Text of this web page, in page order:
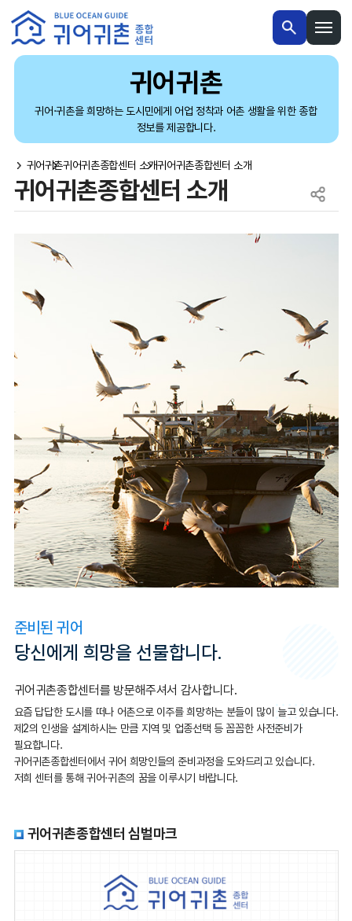
본문 내용 바로가기
메인메뉴 바로가기
귀어귀촌
귀어·귀촌을 희망하는 도시민에게 어업 정착과 어촌 생활을 위한 종합
정보를 제공합니다.
귀어귀촌귀어귀촌종합센터 소개귀어귀촌종합센터 소개
귀어귀촌종합센터 소개
준비된 귀어
당신에게 희망을 선물합니다.
귀어귀촌종합센터를 방문해주셔서 감사합니다.
요즘 답답한 도시를 떠나 어촌으로 이주를 희망하는 분들이 많이 늘고 있습니다.
제2의 인생을 설계하시는 만큼 지역 및 업종선택 등 꼼꼼한 사전준비가
필요합니다.
귀어귀촌종합센터에서 귀어 희망인들의 준비과정을 도와드리고 있습니다.
저희 센터를 통해 귀어·귀촌의 꿈을 이루시기 바랍니다.
귀어귀촌종합센터 심벌마크